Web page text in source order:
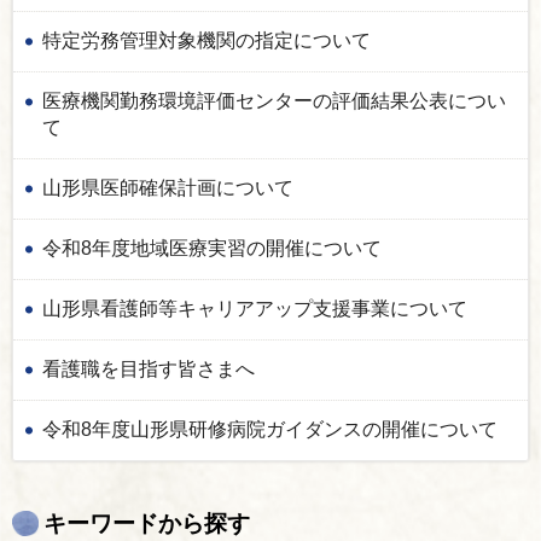
特定労務管理対象機関の指定について
医療機関勤務環境評価センターの評価結果公表につい
て
山形県医師確保計画について
令和8年度地域医療実習の開催について
山形県看護師等キャリアアップ支援事業について
看護職を目指す皆さまへ
令和8年度山形県研修病院ガイダンスの開催について
キーワードから探す